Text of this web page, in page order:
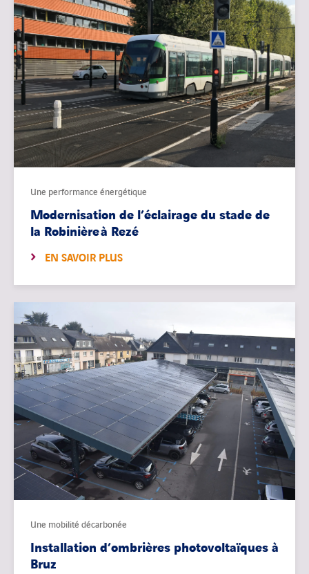
Une performance énergétique
Modernisation de l’éclairage du stade de
la Robinière à Rezé
EN SAVOIR PLUS
Une mobilité décarbonée
Installation d’ombrières photovoltaïques à
Bruz